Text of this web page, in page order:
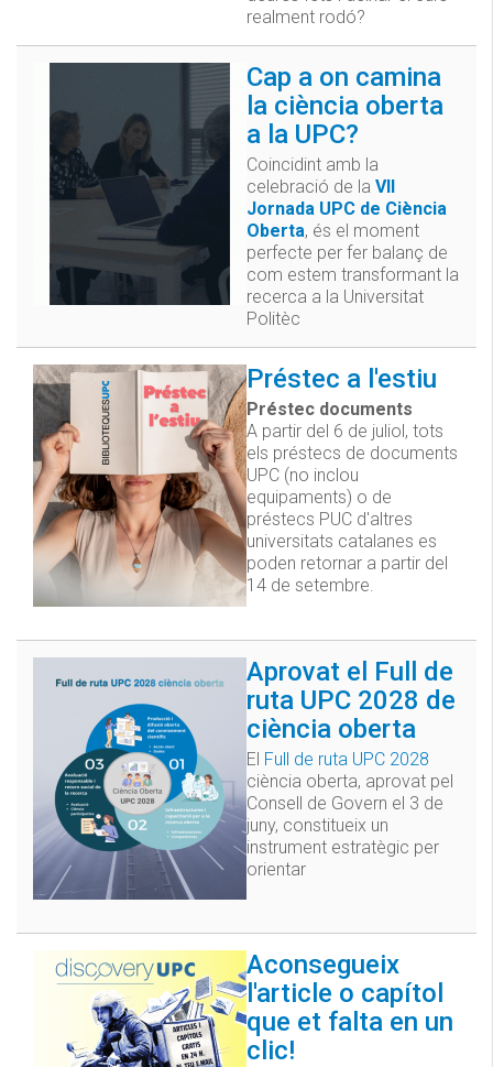
realment rodó?
Cap a on camina
la ciència oberta
a la UPC?
Coincidint amb la
celebració de la VII
Jornada UPC de Ciència
Oberta, és el moment
perfecte per fer balanç de
com estem transformant la
recerca a la Universitat
Politèc
Préstec a l'estiu
Préstec documents
A partir del 6 de juliol, tots
els préstecs de documents
UPC (no inclou
equipaments) o de
préstecs PUC d'altres
universitats catalanes es
poden retornar a partir del
14 de setembre.
Aprovat el Full de
ruta UPC 2028 de
ciència oberta
El Full de ruta UPC 2028
ciència oberta, aprovat pel
Consell de Govern el 3 de
juny, constitueix un
instrument estratègic per
orientar
Aconsegueix
l'article o capítol
que et falta en un
clic!